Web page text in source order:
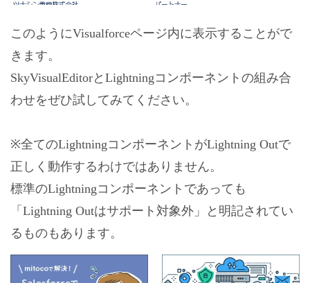
このようにVisualforceページ内に表示することがで
きます。
SkyVisualEditorとLightningコンポーネントの組み合
わせをぜひ試してみてください。
※全てのLightningコンポーネントがLightning Outで
正しく動作するわけではありません。
標準のLightningコンポーネントであっても
「Lightning Outはサポート対象外」と明記されてい
るものもあります。